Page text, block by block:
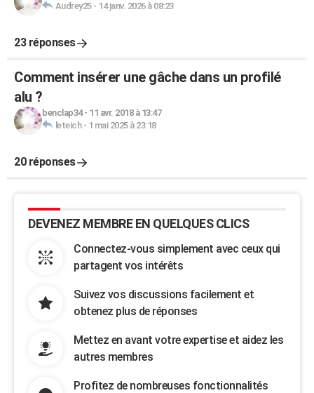
Audrey25- 14 janv. 2026 à 08:23
23 réponses
Comment insérer une gâche dans un profilé
alu ?
benclap34- 11 avr. 2018 à 13:47
leteich- 1 mai 2025 à 23:18
20 réponses
DEVENEZ MEMBRE EN QUELQUES CLICS
Connectez-vous simplement avec ceux qui
partagent vos intérêts
Suivez vos discussions facilement et
obtenez plus de réponses
Mettez en avant votre expertise et aidez les
autres membres
Profitez de nombreuses fonctionnalités